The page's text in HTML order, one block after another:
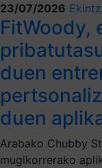
23/07/2026
FitWoody,
duen
duen
Arabako Chubby
mugikorrerako